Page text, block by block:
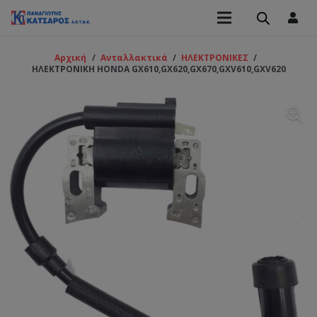
Αρχική / Ανταλλακτικά / ΗΛΕΚΤΡΟΝΙΚΕΣ /
ΗΛΕΚΤΡΟΝΙΚΗ HONDA GX610,GX620,GX670,GXV610,GXV620